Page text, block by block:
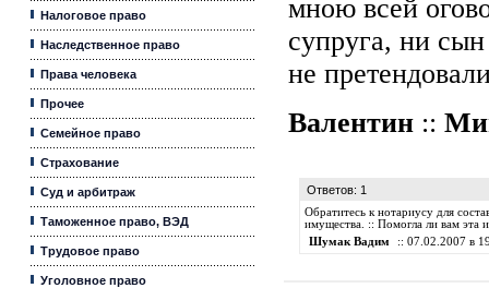
Налоговое право
Наследственное право
Права человека
Прочее
Семейное право
Страхование
Суд и арбитраж
Таможенное право, ВЭД
Трудовое право
Уголовное право
мною всей
супруга, ни
не
Валентин ::
Ответов: 1
Обратитесь к нотариусу для
имущества. :: Помогла ли вам эта
Шумак Вадим
:: 07.02.2007 в